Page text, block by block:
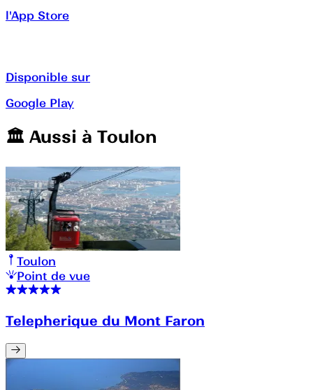
l'App Store
Disponible sur
Google Play
🏛️️ Aussi à Toulon
Toulon
Point de vue
Telepherique du Mont Faron